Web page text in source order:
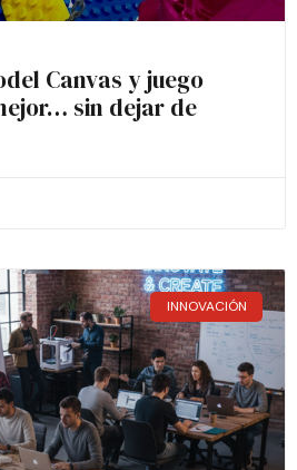
Canvas y juego
sin dejar de
INNOVACIÓN